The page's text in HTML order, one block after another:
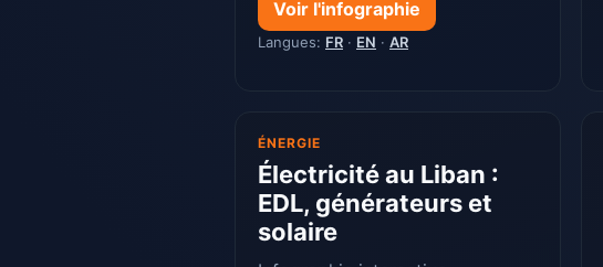
Voir l'infographie
Langues: FR · EN · AR
ÉNERGIE
Électricité au Liban :
EDL, générateurs et
solaire